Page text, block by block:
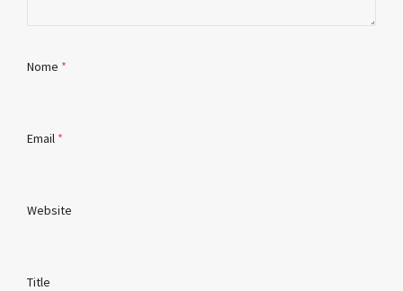
Nome *
Email *
Website
Title